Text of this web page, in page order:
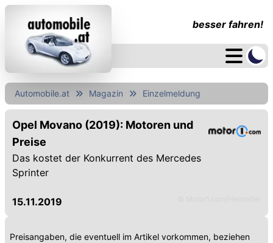
besser fahren!
Automobile.at Magazin Einzelmeldung
Opel Movano (2019): Motoren und
Preise
Das kostet der Konkurrent des Mercedes
Sprinter
15.11.2019
Preisangaben, die eventuell im Artikel vorkommen, beziehen